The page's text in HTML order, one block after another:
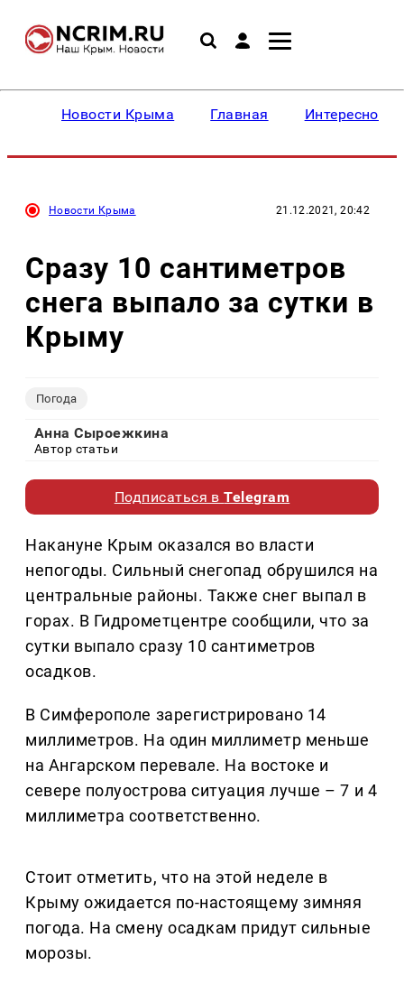
Новости Крыма Главная Интересное
Новости Крыма 21.12.2021, 20:42
Сразу 10 сантиметров
снега выпало за сутки в
Крыму
Погода
Анна Сыроежкина
Автор статьи
Подписаться вTelegram
Накануне Крым оказался во власти
непогоды. Сильный снегопад обрушился на
центральные районы. Также снег выпал в
горах. В Гидрометцентре сообщили, что за
сутки выпало сразу 10 сантиметров
осадков.
В Симферополе зарегистрировано 14
миллиметров. На один миллиметр меньше
на Ангарском перевале. На востоке и
севере полуострова ситуация лучше – 7 и 4
миллиметра соответственно.
Стоит отметить, что на этой неделе в
Крыму ожидается по-настоящему зимняя
погода. На смену осадкам придут сильные
морозы.